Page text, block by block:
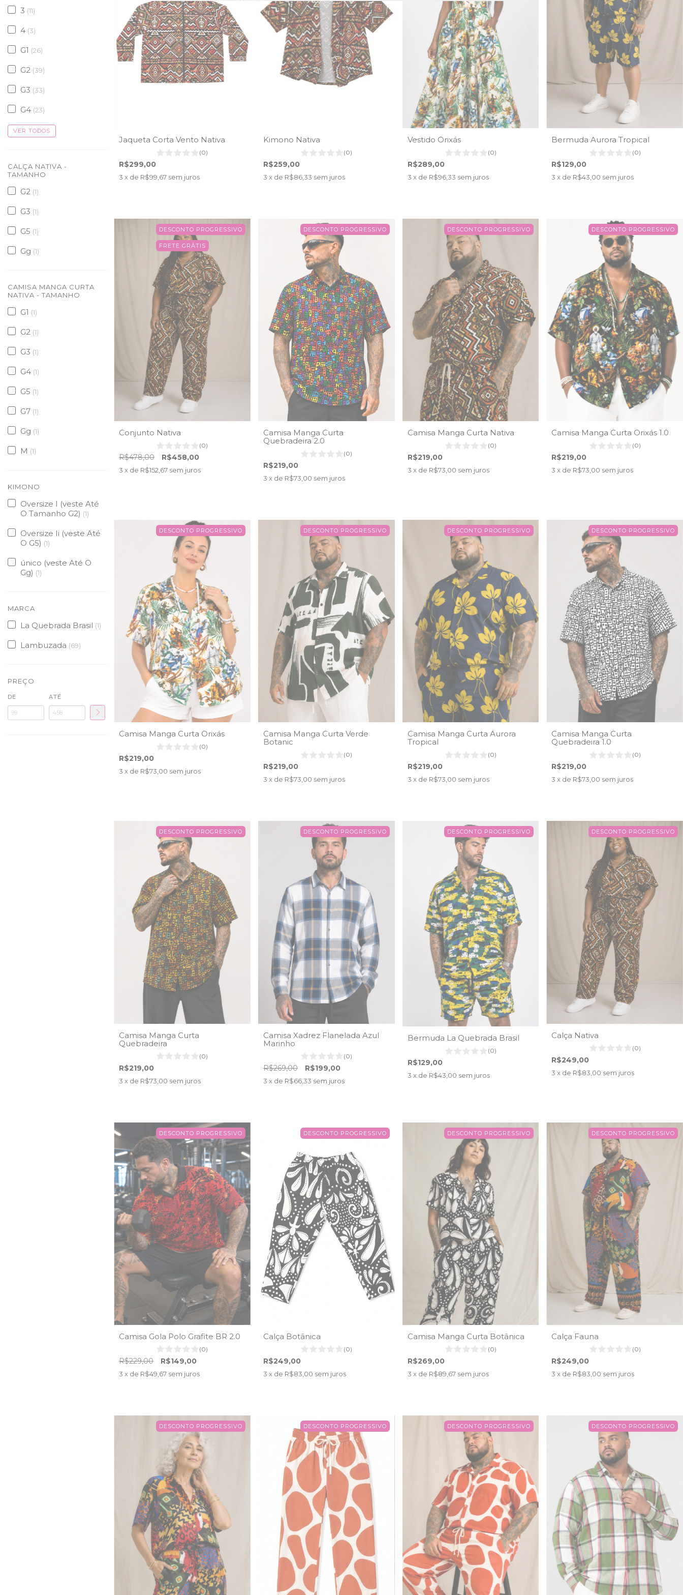
3 (11)
4 (3)
G1 (26)
G2 (39)
G3 (33)
G4 (23)
VER TODOS
CALÇA NATIVA -
TAMANHO
G2 (1)
G3 (1)
G5 (1)
Gg (1)
CAMISA MANGA CURTA
NATIVA - TAMANHO
G1 (1)
G2 (1)
G3 (1)
G4 (1)
G5 (1)
G7 (1)
Gg (1)
M (1)
KIMONO
Oversize I (veste Até
O Tamanho G2) (1)
Oversize Ii (veste Até
O G5) (1)
único (veste Até O
Gg) (1)
MARCA
La Quebrada Brasil (1)
Lambuzada (69)
PREÇO
DE ATÉ
Jaqueta Corta Vento Nativa
(0)
R$299,00
3 x de R$99,67 sem juros
Kimono Nativa
(0)
R$259,00
3 x de R$86,33 sem juros
Vestido Orixás
(0)
R$289,00
3 x de R$96,33 sem juros
Bermuda Aurora Tropical
(0)
R$129,00
3 x de R$43,00 sem juros
DESCONTO PROGRESSIVO
FRETE GRÁTIS
Conjunto Nativa
(0)
R$478,00 R$458,00
3 x de R$152,67 sem juros
DESCONTO PROGRESSIVO
Camisa Manga Curta
Quebradeira 2.0
(0)
R$219,00
3 x de R$73,00 sem juros
DESCONTO PROGRESSIVO
Camisa Manga Curta Nativa
(0)
R$219,00
3 x de R$73,00 sem juros
DESCONTO PROGRESSIVO
Camisa Manga Curta Orixás 1.0
(0)
R$219,00
3 x de R$73,00 sem juros
DESCONTO PROGRESSIVO
Camisa Manga Curta Orixás
(0)
R$219,00
3 x de R$73,00 sem juros
DESCONTO PROGRESSIVO
Camisa Manga Curta Verde
Botanic
(0)
R$219,00
3 x de R$73,00 sem juros
DESCONTO PROGRESSIVO
Camisa Manga Curta Aurora
Tropical
(0)
R$219,00
3 x de R$73,00 sem juros
DESCONTO PROGRESSIVO
Camisa Manga Curta
Quebradeira 1.0
(0)
R$219,00
3 x de R$73,00 sem juros
DESCONTO PROGRESSIVO
Camisa Manga Curta
Quebradeira
(0)
R$219,00
3 x de R$73,00 sem juros
DESCONTO PROGRESSIVO
Camisa Xadrez Flanelada Azul
Marinho
(0)
R$269,00 R$199,00
3 x de R$66,33 sem juros
DESCONTO PROGRESSIVO
Bermuda La Quebrada Brasil
(0)
R$129,00
3 x de R$43,00 sem juros
DESCONTO PROGRESSIVO
Calça Nativa
(0)
R$249,00
3 x de R$83,00 sem juros
DESCONTO PROGRESSIVO
Camisa Gola Polo Grafite BR 2.0
(0)
R$229,00 R$149,00
3 x de R$49,67 sem juros
DESCONTO PROGRESSIVO
Calça Botânica
(0)
R$249,00
3 x de R$83,00 sem juros
DESCONTO PROGRESSIVO
Camisa Manga Curta Botânica
(0)
R$269,00
3 x de R$89,67 sem juros
DESCONTO PROGRESSIVO
Calça Fauna
(0)
R$249,00
3 x de R$83,00 sem juros
DESCONTO PROGRESSIVO DESCONTO PROGRESSIVO DESCONTO PROGRESSIVO DESCONTO PROGRESSIVO